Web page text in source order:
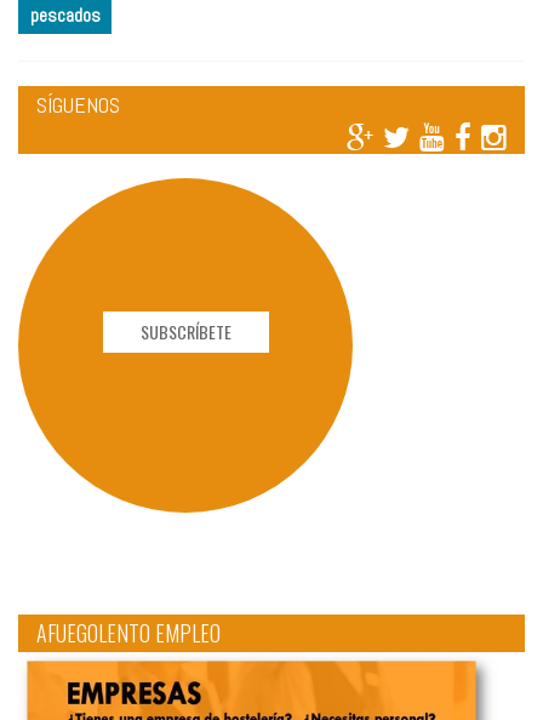
pescados
SÍGUENOS
SUBSCRÍBETE
AFUEGOLENTO EMPLEO